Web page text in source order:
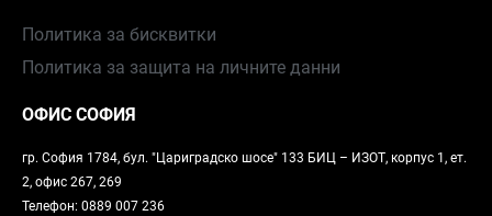
Политика за бисквитки
Политика за защита на личните данни
ОФИС СОФИЯ
гр. София 1784, бул. "Цариградско шосе" 133 БИЦ – ИЗОТ, корпус 1, ет.
2, офис 267, 269
Телефон: 0889 007 236